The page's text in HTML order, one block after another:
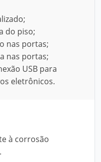
do piso;
nas portas;
nas portas;
USB para
eletrônicos.
à corrosão